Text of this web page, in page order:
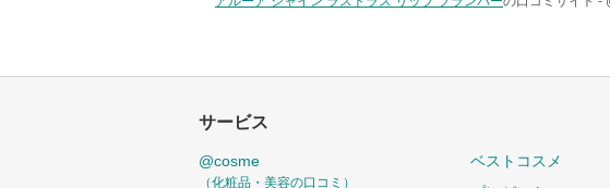
サービス
@cosme
（化粧品・美容の口コミ）
ベストコスメ